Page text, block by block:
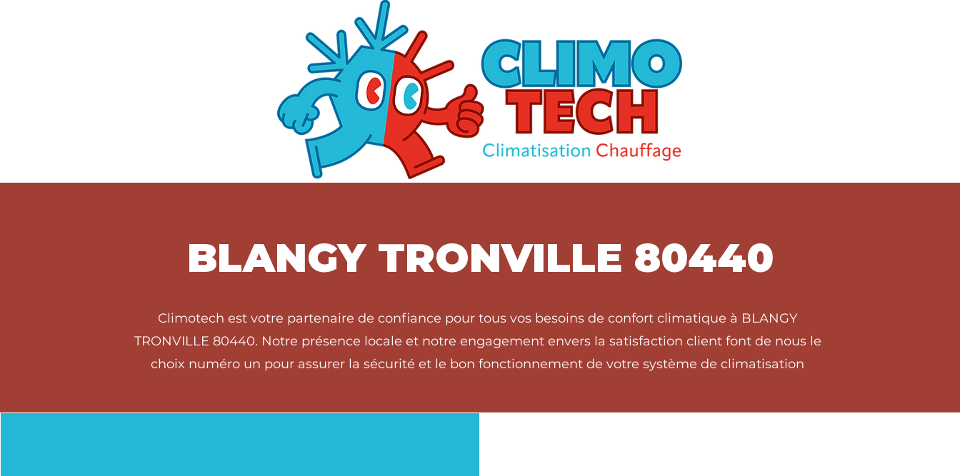
BLANGY TRONVILLE 80440
Climotech est votre partenaire de confiance pour tous vos besoins de confort climatique à BLANGY
TRONVILLE 80440. Notre présence locale et notre engagement envers la satisfaction client font de nous le
choix numéro un pour assurer la sécurité et le bon fonctionnement de votre système de climatisation